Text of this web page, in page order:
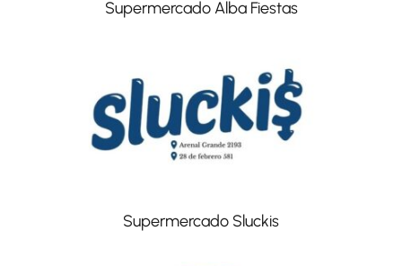
Supermercado Alba Fiestas
Supermercado Sluckis